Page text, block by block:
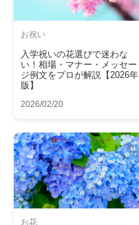
お祝い
入学祝いの花選びで迷わな
い！相場・マナー・メッセー
ジ例文をプロが解説【2026年
版】
2026/02/20
お花